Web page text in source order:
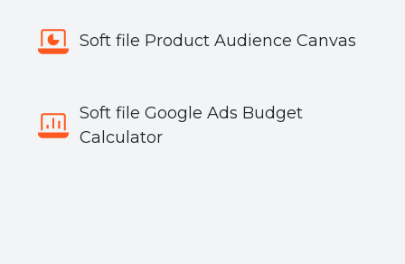
Soft file Product Audience Canvas
Soft file Google Ads Budget
Calculator